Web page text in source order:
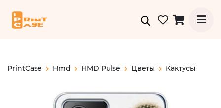
PrintCase Hmd HMD Pulse Цветы Кактусы